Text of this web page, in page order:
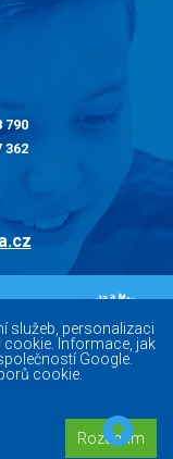
služeb, personalizaci
Informace, jak
Google.
cookie.
Rozumím
790
362
internetových